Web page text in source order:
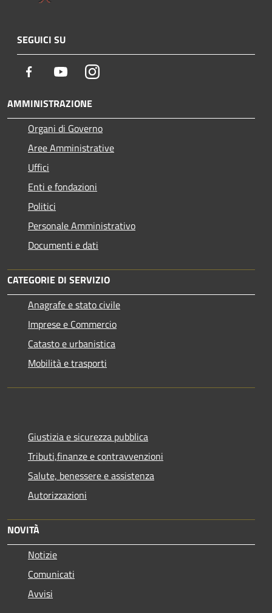
SEGUICI SU
Facebook YoutubeInstagram
AMMINISTRAZIONE
Organi di Governo
Aree Amministrative
Uffici
Enti e fondazioni
Politici
Personale Amministrativo
Documenti e dati
CATEGORIE DI SERVIZIO
Anagrafe e stato civile
Imprese e Commercio
Catasto e urbanistica
Mobilità e trasporti
Giustizia e sicurezza pubblica
Tributi,finanze e contravvenzioni
Salute, benessere e assistenza
Autorizzazioni
NOVITÀ
Notizie
Comunicati
Avvisi